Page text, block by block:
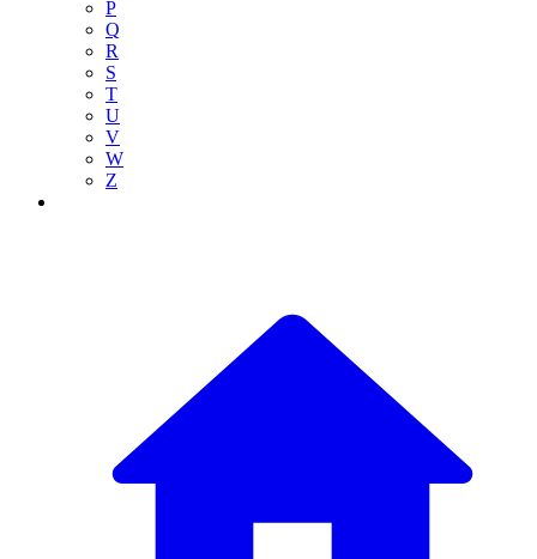
P
Q
R
S
T
U
V
W
Z